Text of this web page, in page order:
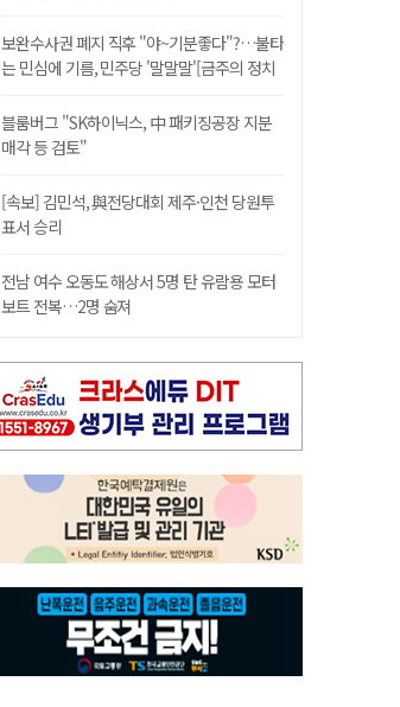
보완수사권 폐지 직후 "야~기분좋다"?…불타
는 민심에 기름, 민주당 '말말말'[금주의 정치
블룸버그 "SK하이닉스, 中 패키징공장 지분
매각 등 검토"
[속보] 김민석, 與전당대회 제주·인천 당원투
표서 승리
전남 여수 오동도 해상서 5명 탄 유람용 모터
보트 전복…2명 숨져